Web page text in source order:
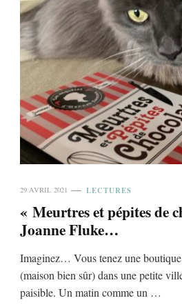
29 AVRIL 2021 LECTURES
« Meurtres et pépites de
Joanne Fluke…
Imaginez… Vous tenez une
(maison bien sûr) dans une petite
paisible. Un matin comme un …